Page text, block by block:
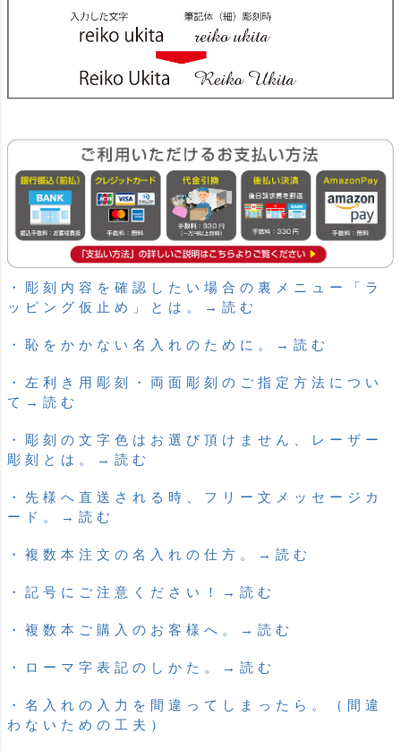
・彫刻内容を確認したい場合の裏メニュー「ラ
ッピング仮止め」とは。→読む
・恥をかかない名入れのために。→読む
・左利き用彫刻・両面彫刻のご指定方法につい
て→読む
・彫刻の文字色はお選び頂けません、レーザー
彫刻とは。→読む
・先様へ直送される時、フリー文メッセージカ
ード。→読む
・複数本注文の名入れの仕方。→読む
・記号にご注意ください！→読む
・複数本ご購入のお客様へ。→読む
・ローマ字表記のしかた。→読む
・名入れの入力を間違ってしまったら。（間違
わないための工夫）